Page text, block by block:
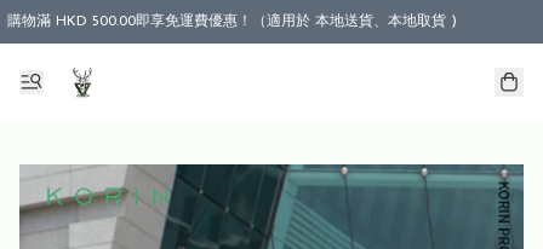
購物滿 HKD 500.00即享免運費優惠！（適用於 本地送貨、本地取貨 )